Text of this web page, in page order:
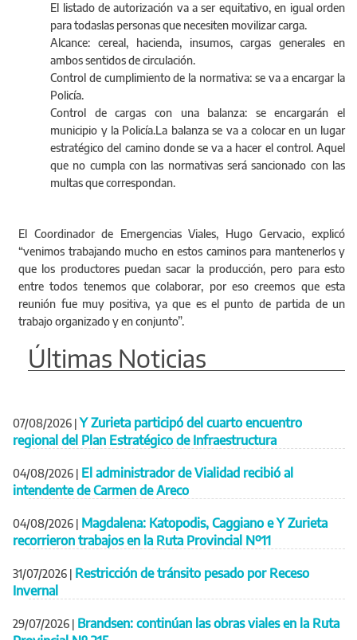
El listado de autorización va a ser equitativo, en igual orden
para todaslas personas que necesiten movilizar carga.
Alcance: cereal, hacienda, insumos, cargas generales en
ambos sentidos de circulación.
Control de cumplimiento de la normativa: se va a encargar la
Policía.
Control de cargas con una balanza: se encargarán el
municipio y la Policía.La balanza se va a colocar en un lugar
estratégico del camino donde se va a hacer el control. Aquel
que no cumpla con las normativas será sancionado con las
multas que correspondan.
El Coordinador de Emergencias Viales, Hugo Gervacio, explicó
“venimos trabajando mucho en estos caminos para mantenerlos y
que los productores puedan sacar la producción, pero para esto
entre todos tenemos que colaborar, por eso creemos que esta
reunión fue muy positiva, ya que es el punto de partida de un
trabajo organizado y en conjunto”.
Últimas Noticias
07/08/2026 | Y Zurieta participó del cuarto encuentro
regional del Plan Estratégico de Infraestructura
04/08/2026 | El administrador de Vialidad recibió al
intendente de Carmen de Areco
04/08/2026 | Magdalena: Katopodis, Caggiano e Y Zurieta
recorrieron trabajos en la Ruta Provincial Nº11
31/07/2026 | Restricción de tránsito pesado por Receso
Invernal
29/07/2026 | Brandsen: continúan las obras viales en la Ruta